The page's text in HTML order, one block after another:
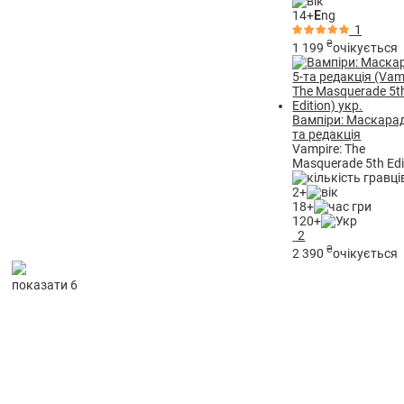
14+Eng
1
1 199₴очікується
Вампіри:
та редакція
Vampire: The
Masquerade 5th
2+
18+
120+
2
2 390₴очікується
показати 6